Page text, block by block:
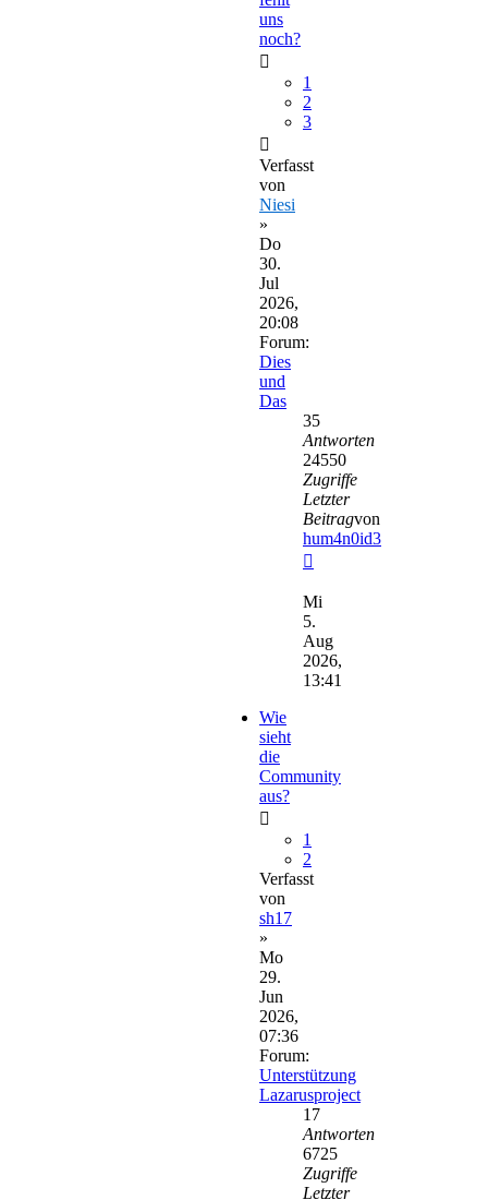
uns
noch?
1
2
3
Verfasst
von
Niesi
»
Do
30.
Jul
2026,
20:08
Forum:
Dies
und
Das
35
Antworten
24550
Zugriffe
Letzter
Beitragvon
hum4n0id3
Beitrag
Mi
5.
Aug
2026,
13:41
Wie
sieht
die
Community
aus?
1
2
Verfasst
von
sh17
»
Mo
29.
Jun
2026,
07:36
Forum:
Unterstützung
Lazarusproject
17
Antworten
6725
Zugriffe
Letzter